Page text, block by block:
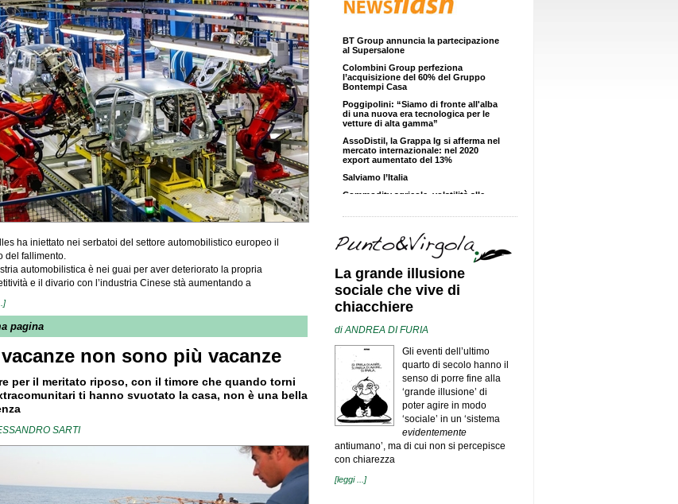
ha iniettato nei serbatoi del settore automobilistico europeo il
del fallimento.
automobilistica è nei guai per aver deteriorato la propria
e il divario con l’industria Cinese stà aumentando a
pagina
non sono più vacanze
per il meritato riposo, con il timore che quando torni
ti hanno svuotato la casa, non è una bella
SARTI
delle riserve disponibili
Colombini Group perfeziona
Bontempi Casa
Poggipolini: “Siamo di fronte all'alba
vetture di alta gamma”
AssoDistil, la Grappa Ig si afferma nel
export aumentato del 13%
Salviamo l’Italia
Commodity agricole, volatilità alle
Cattolica, Piazza Mercato (giovedì 15
luglio ore 21) Sul turismo balneare
Cibus Tec raddoppia: un nuovo
Forum a ottobre 2022, la fiera nel
2023. E intanto nasce “Cibus Tec
Lab”
Tonitto 1939 cresce del 40% nel primo
per l’industria della mobilità
Scrigno investe in innovazione
sostenibile
Quando il Welfare diventa green
Emanuela Zucca ai vertici di AxL Spa
AIRALZH: Alessandra Mocali
2021-2023
Salone di Venezia 2021
La grande illusione
sociale che vive di
chiacchiere
diANDREA DI FURIA
Gli eventi dell’ultimo
quarto di secolo hanno il
senso di porre fine alla
‘grande illusione’ di
poter agire in modo
‘sociale’ in un ‘sistema
evidentemente
antiumano’, ma di cui non si percepisce
con chiarezza
[leggi ...]